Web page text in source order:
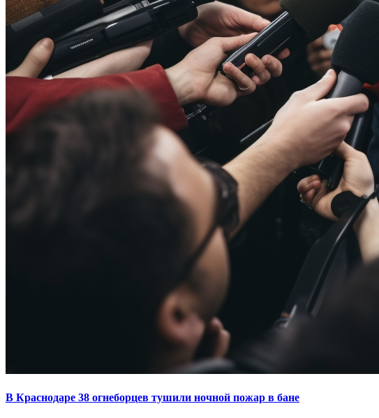
В Краснодаре 38 огнеборцев тушили ночной пожар в бане